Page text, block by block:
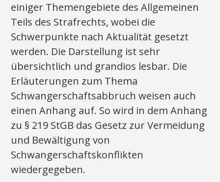
einiger Themengebiete des Allgemeinen
Teils des Strafrechts, wobei die
Schwerpunkte nach Aktualität gesetzt
werden. Die Darstellung ist sehr
übersichtlich und grandios lesbar. Die
Erläuterungen zum Thema
Schwangerschaftsabbruch weisen auch
einen Anhang auf. So wird in dem Anhang
zu § 219 StGB das Gesetz zur Vermeidung
und Bewältigung von
Schwangerschaftskonflikten
wiedergegeben.